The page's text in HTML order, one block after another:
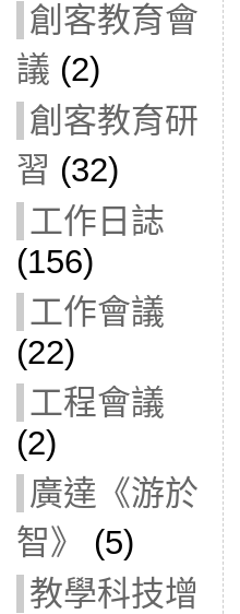
創客教育會
議 (2)
創客教育研
習 (32)
工作日誌
(156)
工作會議
(22)
工程會議
(2)
廣達《游於
智》
(5)
教學科技增